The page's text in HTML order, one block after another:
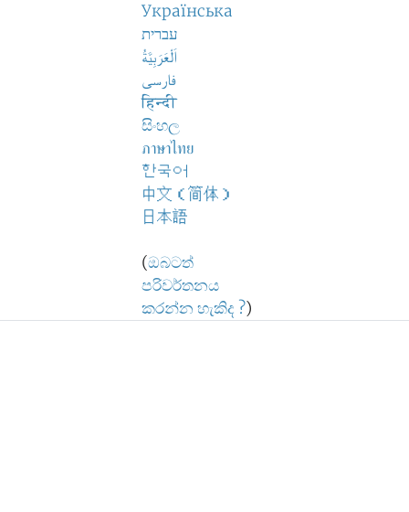
Українська
עברית
اَلْعَرَبِيَّةُ
فارسی
हिन्दी
සිංහල
ภาษาไทย
한국어
中文（简体）
日本語
(ඔබටත්
පරිවර්තනය
කරන්න හැකිද ?)